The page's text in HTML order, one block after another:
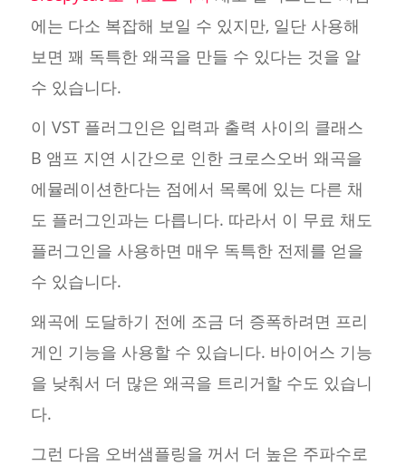
에는 다소 복잡해 보일 수 있지만, 일단 사용해
보면 꽤 독특한 왜곡을 만들 수 있다는 것을 알
수 있습니다.
이 VST 플러그인은 입력과 출력 사이의 클래스
B 앰프 지연 시간으로 인한 크로스오버 왜곡을
에뮬레이션한다는 점에서 목록에 있는 다른 채
도 플러그인과는 다릅니다. 따라서 이 무료 채도
플러그인을 사용하면 매우 독특한 전제를 얻을
수 있습니다.
왜곡에 도달하기 전에 조금 더 증폭하려면 프리
게인 기능을 사용할 수 있습니다. 바이어스 기능
을 낮춰서 더 많은 왜곡을 트리거할 수도 있습니
다.
그런 다음 오버샘플링을 꺼서 더 높은 주파수로